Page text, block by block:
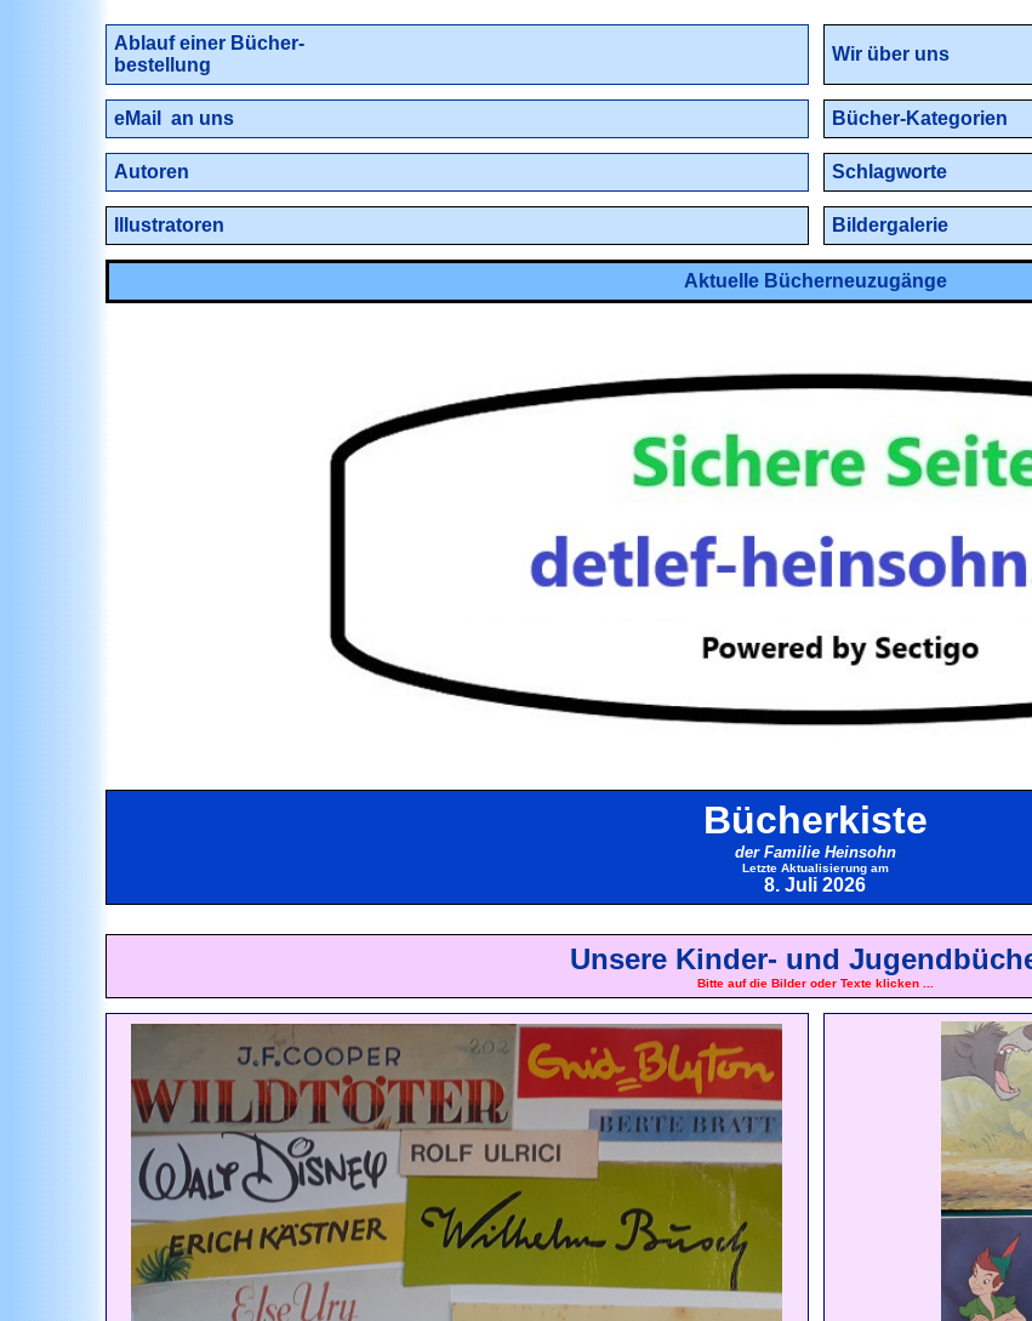
Ablauf einer Bücher-
bestellung
Wir über uns
eMail an uns Bücher-Kategorien
Autoren Schlagworte
Illustratoren Bildergalerie
Aktuelle Bücherneuzugänge
Bücherkiste
der Familie Heinsohn
Letzte Aktualisierung am
8. Juli 2026
Unsere Kinder- und
Bitte auf die Bilder oder Texte klicken ...